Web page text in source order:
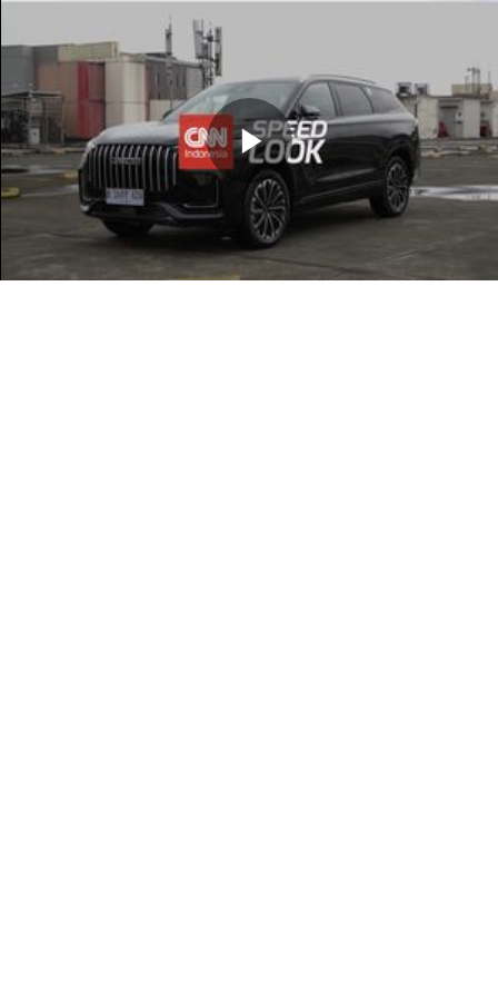
Memutarkan
Video